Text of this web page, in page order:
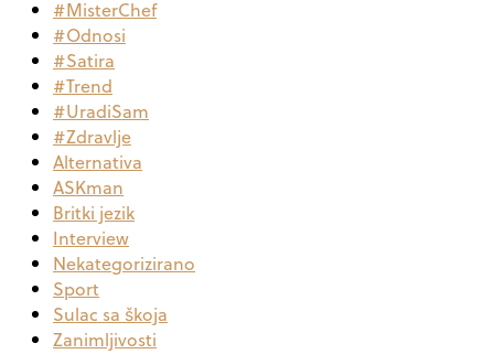
#MisterChef
#Odnosi
#Satira
#Trend
#UradiSam
#Zdravlje
Alternativa
ASKman
Britki jezik
Interview
Nekategorizirano
Sport
Sulac sa škoja
Zanimljivosti